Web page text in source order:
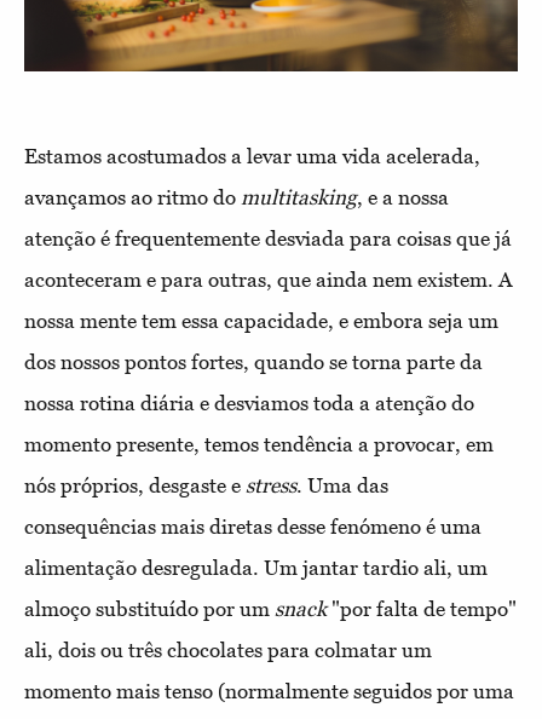
Estamos acostumados a levar uma vida acelerada,
avançamos ao ritmo do multitasking, e a nossa
atenção é frequentemente desviada para coisas que já
aconteceram e para outras, que ainda nem existem. A
nossa mente tem essa capacidade, e embora seja um
dos nossos pontos fortes, quando se torna parte da
nossa rotina diária e desviamos toda a atenção do
momento presente, temos tendência a provocar, em
nós próprios, desgaste e stress. Uma das
consequências mais diretas desse fenómeno é uma
alimentação desregulada. Um jantar tardio ali, um
almoço substituído por um snack"por falta de tempo"
ali, dois ou três chocolates para colmatar um
momento mais tenso (normalmente seguidos por uma